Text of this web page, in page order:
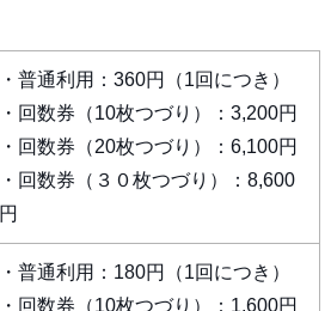
・普通利用：360円（1回につき）
・回数券（10枚つづり）：3,200円
・回数券（20枚つづり）：6,100円
・回数券（３０枚つづり）：8,600
円
・普通利用：180円（1回につき）
・回数券（10枚つづり）：1,600円